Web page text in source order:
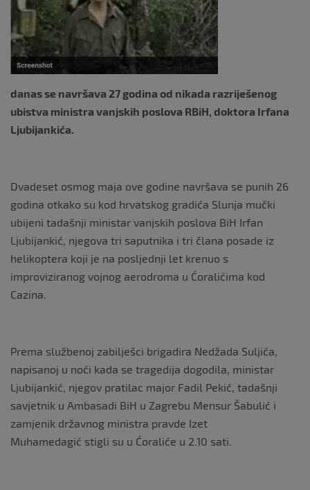
danas se navršava 27 godina od nikada razriješenog
ubistva ministra vanjskih poslova RBiH, doktora Irfana
Ljubijankića.
Dvadeset osmog maja ove godine navršava se punih 26
godina otkako su kod hrvatskog gradića Slunja mučki
ubijeni tadašnji ministar vanjskih poslova BiH Irfan
Ljubijankić, njegova tri saputnika i tri člana posade iz
helikoptera koji je na posljednji let krenuo s
improviziranog vojnog aerodroma u Ćoralićima kod
Cazina.
Prema službenoj zabilješci brigadira Nedžada Suljića,
napisanoj u noći kada se tragedija dogodila, ministar
Ljubijankić, njegov pratilac major Fadil Pekić, tadašnji
savjetnik u Ambasadi BiH u Zagrebu Mensur Šabulić i
zamjenik državnog ministra pravde Izet
Muhamedagić stigli su u Ćoraliće u 2.10 sati.